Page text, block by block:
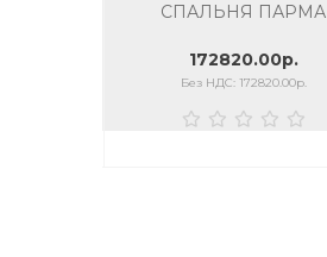
СПАЛЬНЯ ПАРМА
172820.00р.
Без НДС: 172820.00р.